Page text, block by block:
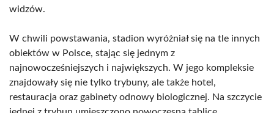
widzów.
W chwili powstawania, stadion wyróżniał się na tle innych
obiektów w Polsce, stając się jednym z
najnowocześniejszych i największych. W jego kompleksie
znajdowały się nie tylko trybuny, ale także hotel,
restauracja oraz gabinety odnowy biologicznej. Na szczycie